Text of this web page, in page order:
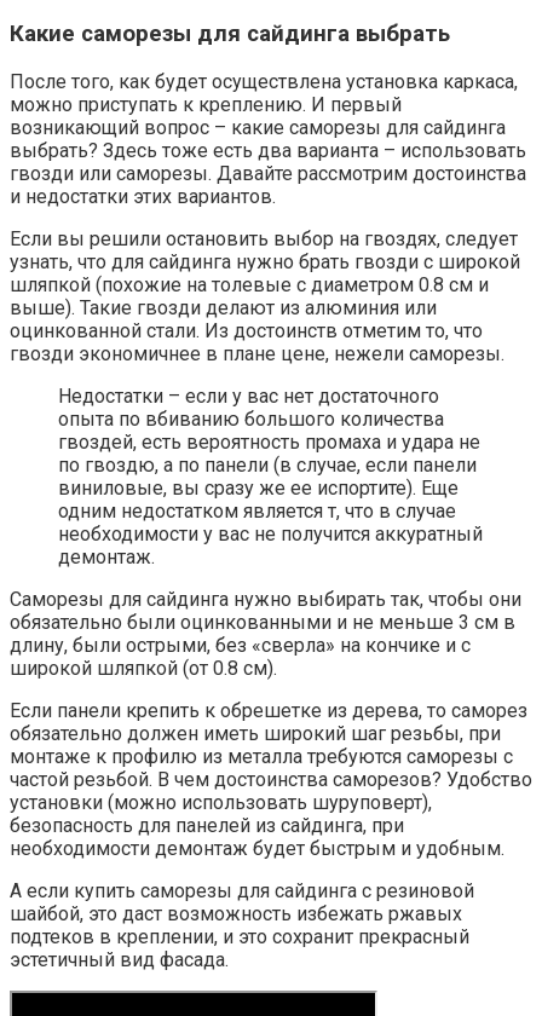
Какие саморезы для сайдинга выбрать
После того, как будет осуществлена установка каркаса,
можно приступать к креплению. И первый
возникающий вопрос – какие саморезы для сайдинга
выбрать? Здесь тоже есть два варианта – использовать
гвозди или саморезы. Давайте рассмотрим достоинства
и недостатки этих вариантов.
Если вы решили остановить выбор на гвоздях, следует
узнать, что для сайдинга нужно брать гвозди с широкой
шляпкой (похожие на толевые с диаметром 0.8 см и
выше). Такие гвозди делают из алюминия или
оцинкованной стали. Из достоинств отметим то, что
гвозди экономичнее в плане цене, нежели саморезы.
Недостатки – если у вас нет достаточного
опыта по вбиванию большого количества
гвоздей, есть вероятность промаха и удара не
по гвоздю, а по панели (в случае, если панели
виниловые, вы сразу же ее испортите). Еще
одним недостатком является т, что в случае
необходимости у вас не получится аккуратный
демонтаж.
Саморезы для сайдинга нужно выбирать так, чтобы они
обязательно были оцинкованными и не меньше 3 см в
длину, были острыми, без «сверла» на кончике и с
широкой шляпкой (от 0.8 см).
Если панели крепить к обрешетке из дерева, то саморез
обязательно должен иметь широкий шаг резьбы, при
монтаже к профилю из металла требуются саморезы с
частой резьбой. В чем достоинства саморезов? Удобство
установки (можно использовать шуруповерт),
безопасность для панелей из сайдинга, при
необходимости демонтаж будет быстрым и удобным.
А если купить саморезы для сайдинга с резиновой
шайбой, это даст возможность избежать ржавых
подтеков в креплении, и это сохранит прекрасный
эстетичный вид фасада.